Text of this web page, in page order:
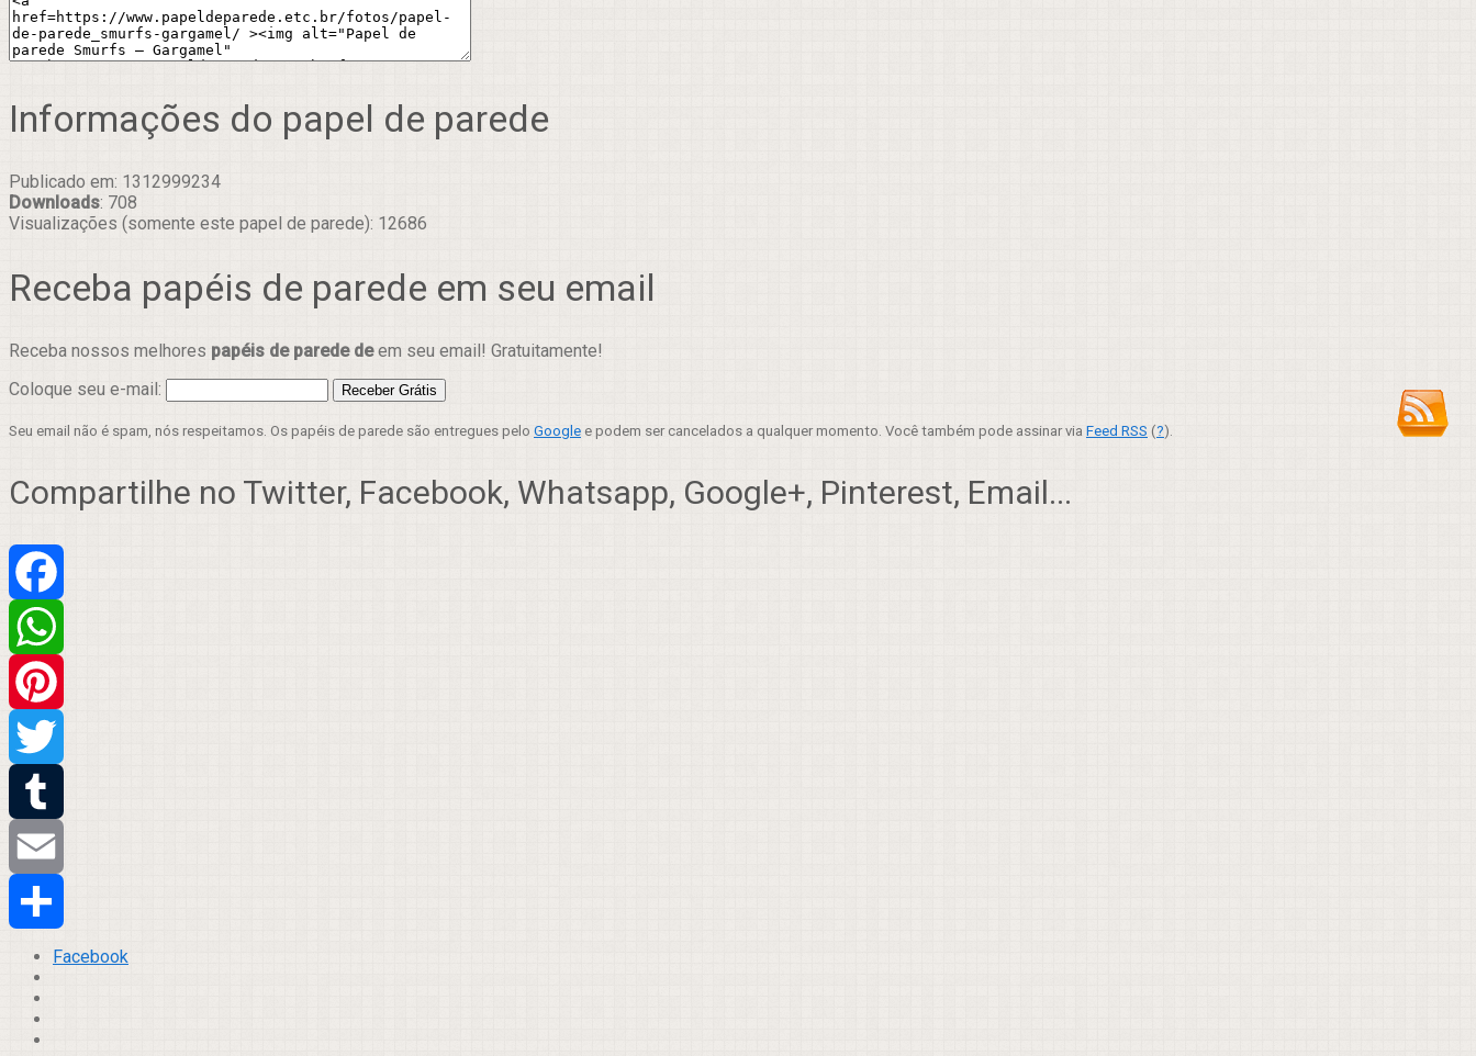
Informações do papel de parede
Publicado em: 1312999234
Downloads: 708
Visualizações (somente este papel de parede): 12686
Receba papéis de parede em seu email
Receba nossos melhores papéis de parede deem seu email! Gratuitamente!
Coloque seu e-mail:
Seu email não é spam, nós respeitamos. Os papéis de parede são entregues pelo Google e podem ser cancelados a qualquer momento. Você também pode assinar via Feed RSS (?).
Compartilhe no Twitter, Facebook, Whatsapp, Google+, Pinterest, Email...
Facebook
WhatsApp
Pinterest
Twitter
Tumblr
Email
Compartilhar
Facebook